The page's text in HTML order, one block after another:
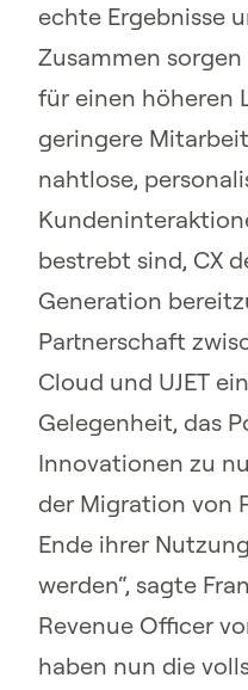
echte Ergebnisse
Zusammen
für einen höheren
geringere
nahtlose,
bestrebt sind, CX
Generation
Partnerschaft
Cloud und UJET
Gelegenheit, das
Innovationen zu
der Migration von
Ende ihrer
werden“, sagte
Revenue Officer
haben nun die